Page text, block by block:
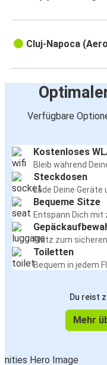
Cluj-Napoca
Verfügbare
Kostenloses
Bleib während
Steckdosen
Lade Deine
Bequeme Sitze
Entspann Dich
Platz zum
Toiletten
Bequem in jedem
Du reist
Mehr